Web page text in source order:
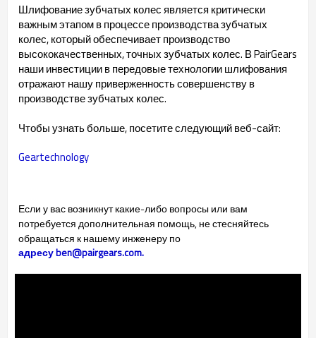
Шлифование зубчатых колес является критически
важным этапом в процессе производства зубчатых
колес, который обеспечивает производство
высококачественных, точных зубчатых колес. В PairGears
наши инвестиции в передовые технологии шлифования
отражают нашу приверженность совершенству в
производстве зубчатых колес.
Чтобы узнать больше, посетите следующий веб-сайт:
Geartechnology
Если у вас возникнут какие-либо вопросы или вам
потребуется дополнительная помощь, не стесняйтесь
обращаться к нашему инженеру по
адресу ben@pairgears.com.